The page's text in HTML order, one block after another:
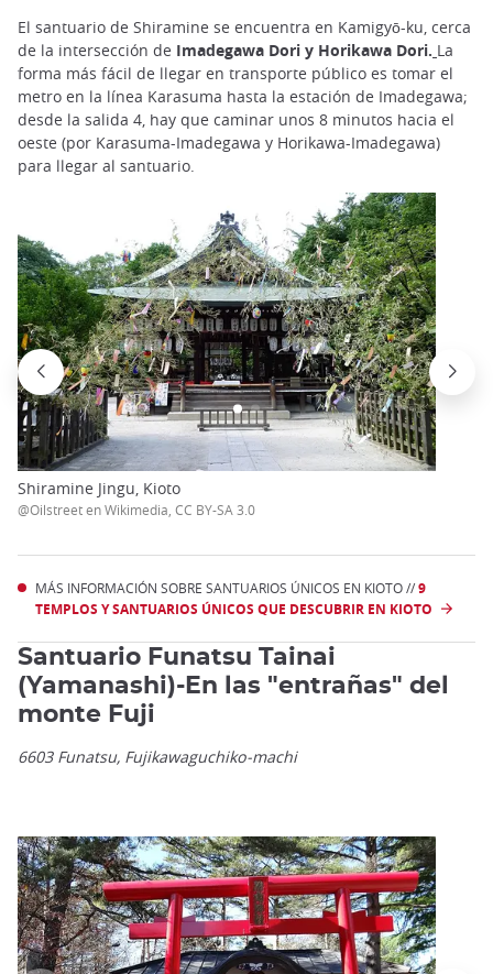
El santuario de Shiramine se encuentra en Kamigyō-ku, cerca
de la intersección de Imadegawa Dori y Horikawa Dori. La
forma más fácil de llegar en transporte público es tomar el
metro en la línea Karasuma hasta la estación de Imadegawa;
desde la salida 4, hay que caminar unos 8 minutos hacia el
oeste (por Karasuma-Imadegawa y Horikawa-Imadegawa)
para llegar al santuario.
Shiramine Jingu, Kioto
@Oilstreet en Wikimedia, CC BY-SA 3.0
MÁS INFORMACIÓN SOBRE SANTUARIOS ÚNICOS EN KIOTO //9
TEMPLOS Y SANTUARIOS ÚNICOS QUE DESCUBRIR EN KIOTO
Santuario Funatsu Tainai
(Yamanashi)-En las "entrañas" del
monte Fuji
6603 Funatsu, Fujikawaguchiko-machi